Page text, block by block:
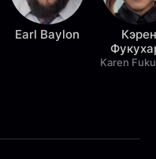
Earl Baylon
Кэрен
Karen